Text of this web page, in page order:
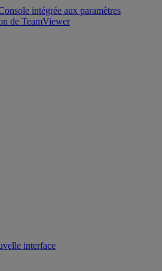
intégrée aux paramètres
de TeamViewer
interface